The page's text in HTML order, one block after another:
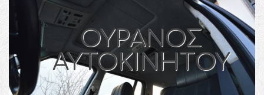
ΟΥΡΑΝΟΣ
ΑΥΤΟΚΙΝΗΤOY